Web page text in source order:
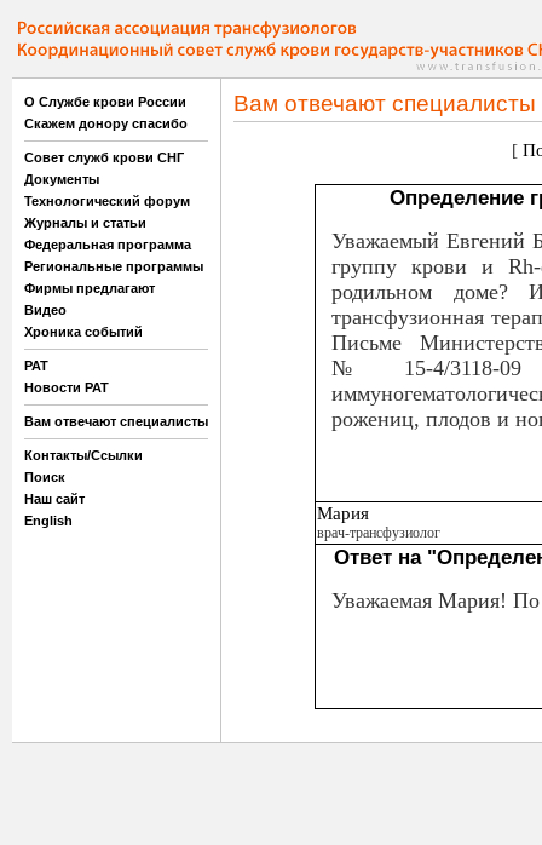
О Службе крови России
Скажем донору спасибо
Совет служб крови СНГ
Документы
Технологический форум
Журналы и статьи
Федеральная программа
Региональные программы
Фирмы предлагают
Видео
Хроника событий
РАТ
Новости РАТ
Вам отвечают специалисты
Контакты/Ссылки
Поиск
Наш сайт
English
Вам отвечают специалисты
[
Определение
Уважаемый Евгений
группу крови и
родильном доме?
трансфузионная
Письме
№15-4/3118-
рожениц, плодов и
Мария
врач-трансфузиолог
Ответ на
Уважаемая Мария!